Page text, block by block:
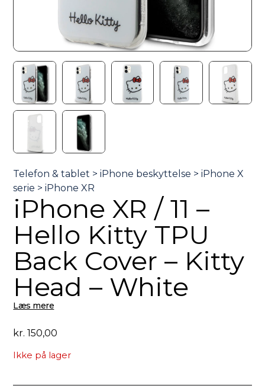
iPhone XR / 11 –
Hello Kitty TPU
Back Cover – Kitty
Head – White
Læs mere
kr. 150,00
Ikke på lager